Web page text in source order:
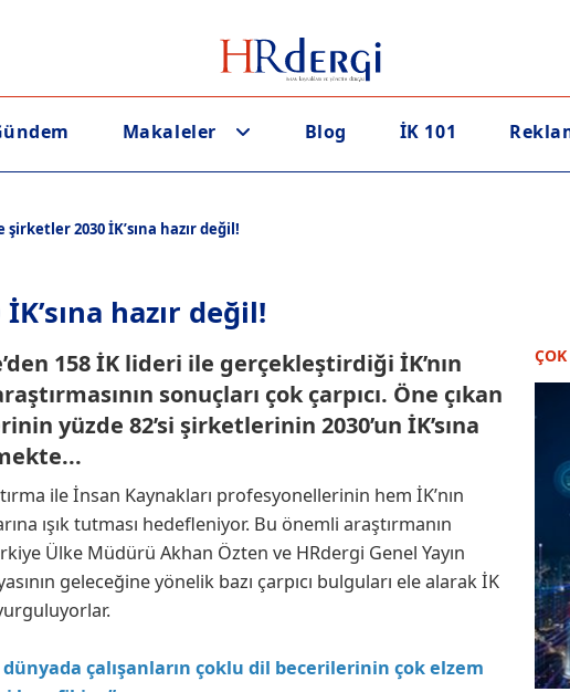
Makaleler Blog İK 101
şirketler 2030 İK’sına hazır değil!
hazır değil!
158 İK lideri ile gerçekleştirdiği İK’nın
sonuçları çok çarpıcı. Öne çıkan
yüzde 82’si şirketlerinin 2030’un İK’sına
ile İnsan Kaynakları profesyonellerinin hem İK’nın
ışık tutması hedefleniyor. Bu önemli araştırmanın
Ülke Müdürü Akhan Özten ve HRdergi Genel Yayın
geleceğine yönelik bazı çarpıcı bulguları ele alarak İK
dünyada çalışanların çoklu dil becerilerinin çok elzem